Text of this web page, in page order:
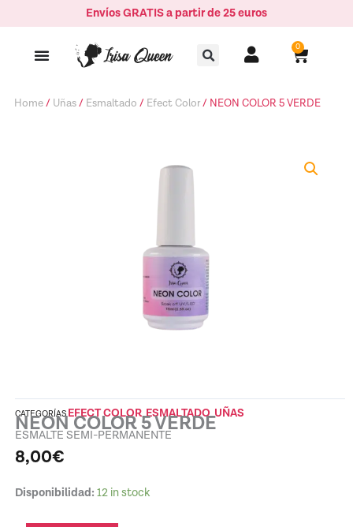
al
Envíos GRATIS a partir de 25 euros
Buscar 0
Carrito
Home/ Uñas/ Esmaltado / Efect Color/ NEON COLOR 5 VERDE
CATEGORÍASEFECT COLOR,ESMALTADO,UÑAS
NEON COLOR 5 VERDE
ESMALTE SEMI-PERMANENTE
8,00€
Disponibilidad: 12 in stock
NEON